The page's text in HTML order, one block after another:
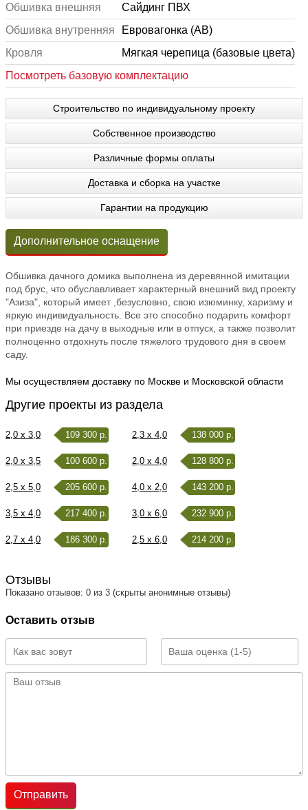
Обшивка внешняя
Сайдинг ПВХ
Обшивка внутренняя
Евровагонка (АВ)
Кровля
Мягкая черепица (базовые цвета)
Посмотреть базовую комплектацию
Строительство по индивидуальному проекту
Собственное производство
Различные формы оплаты
Доставка и сборка на участке
Гарантии на продукцию
Дополнительное оснащение
Обшивка дачного домика выполнена из деревянной имитации
под брус, что обуславливает характерный внешний вид проекту
"Азиза", который имеет ,безусловно, свою изюминку, харизму и
яркую индивидуальность. Все это способно подарить комфорт
при приезде на дачу в выходные или в отпуск, а также позволит
полноценно отдохнуть после тяжелого трудового дня в своем
саду.
Мы осуществляем доставку по Москве и Московской области
Другие проекты из раздела
2,0 x 3,0 109 300 р. 2,3 x 4,0 138 000 р.
2,0 x 3,5 100 600 р. 2,0 x 4,0 128 800 р.
2,5 x 5,0 205 600 р. 4,0 x 2,0 143 200 р.
3,5 x 4,0 217 400 р. 3,0 x 6,0 232 900 р.
2,7 x 4,0 186 300 р. 2,5 x 6,0 214 200 р.
Отзывы
Показано отзывов: 0 из 3 (скрыты анонимные отзывы)
Оставить отзыв
Отправить